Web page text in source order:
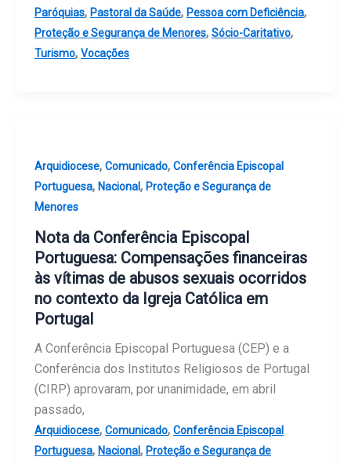
Paróquias, Pastoral da Saúde, Pessoa com Deficiência,
Proteção e Segurança de Menores, Sócio-Caritativo,
Turismo, Vocações
Arquidiocese, Comunicado, Conferência Episcopal
Portuguesa, Nacional, Proteção e Segurança de
Menores
Nota da Conferência Episcopal
Portuguesa: Compensações financeiras
às vítimas de abusos sexuais ocorridos
no contexto da Igreja Católica em
Portugal
A Conferência Episcopal Portuguesa (CEP) e a
Conferência dos Institutos Religiosos de Portugal
(CIRP) aprovaram, por unanimidade, em abril
passado,
Arquidiocese, Comunicado, Conferência Episcopal
Portuguesa, Nacional, Proteção e Segurança de